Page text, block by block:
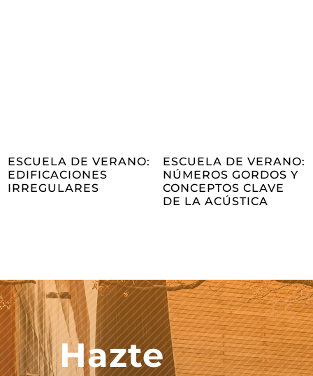
ESCUELA DE VERANO:
EDIFICACIONES
IRREGULARES
ESCUELA DE VERANO:
NÚMEROS GORDOS Y
CONCEPTOS CLAVE
DE LA ACÚSTICA
Hazte